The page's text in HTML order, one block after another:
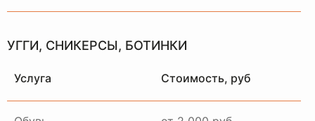
УГГИ, СНИКЕРСЫ, БОТИНКИ
Услуга Стоимость, руб
НАШОТДЕЛ
РАБОТАЕТ ПО ВСЕЙ
МОСКВЕ И МО